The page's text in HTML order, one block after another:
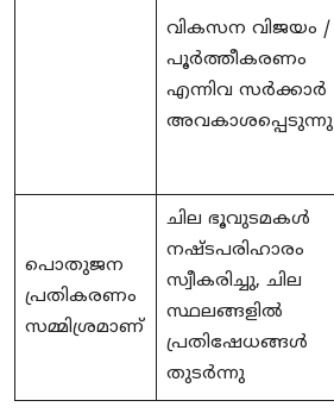
വികസന വിജയം /
പൂർത്തീകരണം
എന്നിവ സർക്കാർ
അവകാശപ്പെടുന്നു
പൊതുജന
പ്രതികരണം
സമ്മിശ്രമാണ്
ചില ഭൂവുടമകൾ
നഷ്ടപരിഹാരം
സ്വീകരിച്ചു, ചില
സ്ഥലങ്ങളിൽ
പ്രതിഷേധങ്ങൾ
തുടർന്നു